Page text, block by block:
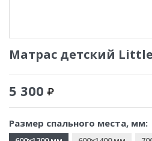
Матрас детский
5 300
Размер спального места, мм: